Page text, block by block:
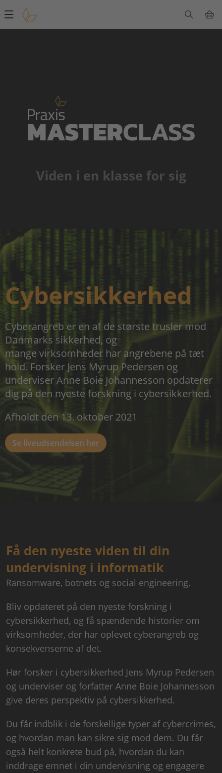
Main
navigation
Viden i en klasse for sig
Cybersikkerhed
Cyberangreb er en af de største trusler mod
Danmarks sikkerhed, og
mange virksomheder har angrebene på tæt
hold. Forsker Jens Myrup Pedersen og
underviser Anne Boie Johannesson opdaterer
dig på den nyeste forskning i cybersikkerhed.
Afholdt den 13. oktober 2021
Se liveudsendelsen her
Få den nyeste viden til din
undervisning i informatik
Ransomware, botnets og social engineering.
Bliv opdateret på den nyeste forskning i
cybersikkerhed, og få spændende historier om
virksomheder, der har oplevet cyberangreb og
konsekvenserne af det.
Hør forsker i cybersikkerhed Jens Myrup Pedersen
og underviser og forfatter Anne Boie Johannesson
give deres perspektiv på cybersikkerhed.
Du får indblik i de forskellige typer af cybercrimes,
og hvordan man kan sikre sig mod dem. Du får
også helt konkrete bud på, hvordan du kan
inddrage emnet i din undervisning og engagere